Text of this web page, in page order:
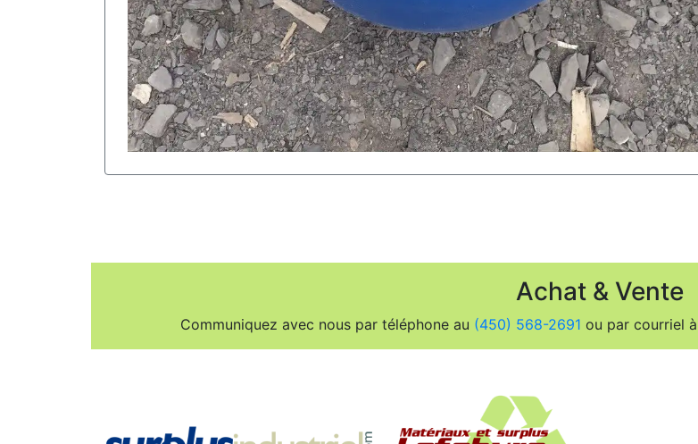
Achat & Vente
Communiquez avec nous par téléphone au (450) 568-2691 ou par courriel